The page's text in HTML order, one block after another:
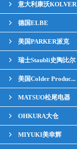
意大利康沃KOLVER
德国ELBE
美国PARKER派克
瑞士Staubli史陶比尔
美国Colder Produc...
MATSUO松尾电器
OHKURA大仓
MIYUKI美幸辉